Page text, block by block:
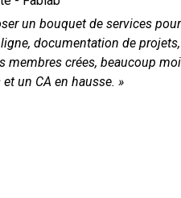
un bouquet de services
documentation de
membres crées, beaucoup
un CA en hausse. »